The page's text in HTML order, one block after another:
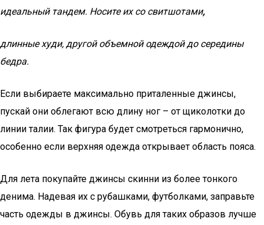
идеальный тандем. Носите их со свитшотами,
длинные худи, другой объемной одеждой до середины
бедра.
Если выбираете максимально приталенные джинсы,
пускай они облегают всю длину ног – от щиколотки до
линии талии. Так фигура будет смотреться гармонично,
особенно если верхняя одежда открывает область пояса.
Для лета покупайте джинсы скинни из более тонкого
денима. Надевая их с рубашками, футболками, заправьте
часть одежды в джинсы. Обувь для таких образов лучше